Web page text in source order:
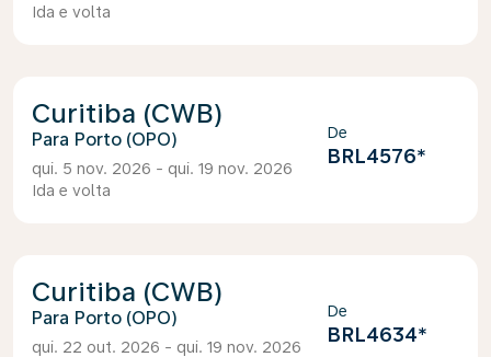
Ida e volta
Curitiba (CWB)
Porto (OPO)
qui. 5 nov. 2026 - qui. 19 nov. 2026
Ida e volta
De
BRL4576*
Curitiba (CWB)
Porto (OPO)
qui. 22 out. 2026 - qui. 19 nov. 2026
De
BRL4634*